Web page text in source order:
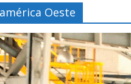
Oeste